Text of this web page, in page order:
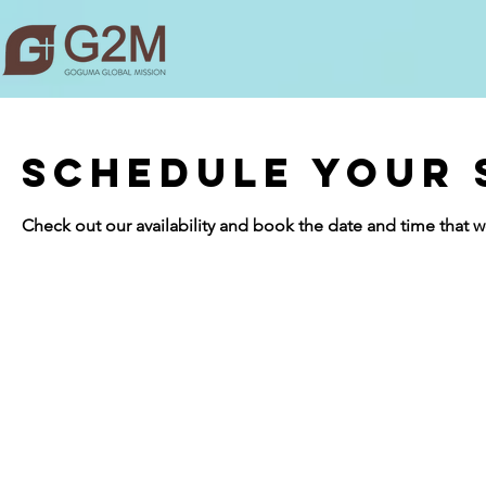
Schedule your
Check out our availability and book the date and time that